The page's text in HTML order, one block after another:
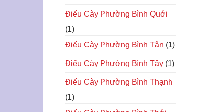
Điếu Cày Phường Bình Quới
(1)
Điếu Cày Phường Bình Tân (1)
Điếu Cày Phường Bình Tây (1)
Điếu Cày Phường Bình Thạnh
(1)